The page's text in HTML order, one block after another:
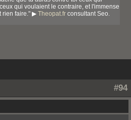
qui voulaient le contraire, et l'immense
rien faire." ▶ Theopat.fr consultant Seo.
#94